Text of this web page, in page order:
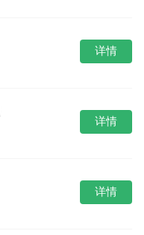
详情
详情
详情